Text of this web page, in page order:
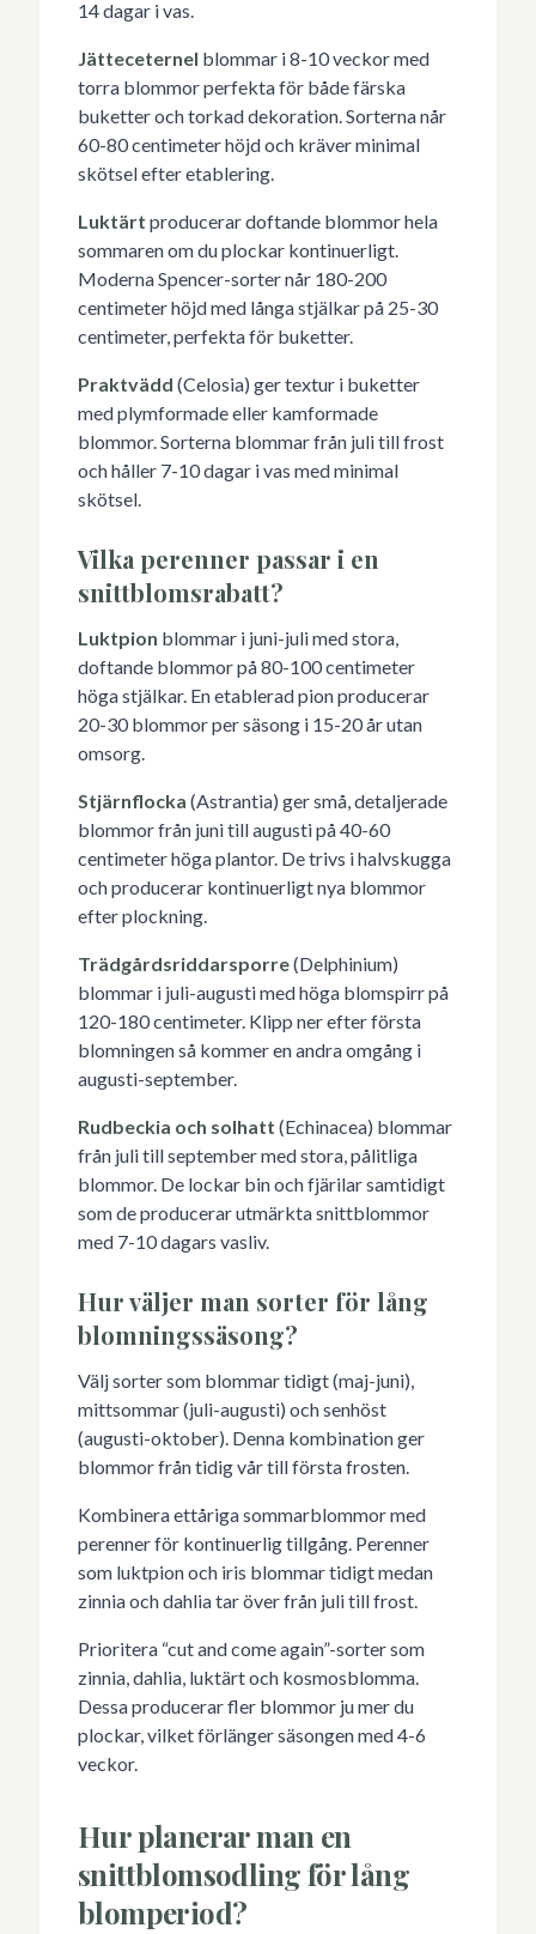
14 dagar i vas.
Jätteceternel blommar i 8-10 veckor med
torra blommor perfekta för både färska
buketter och torkad dekoration. Sorterna når
60-80 centimeter höjd och kräver minimal
skötsel efter etablering.
Luktärt producerar doftande blommor hela
sommaren om du plockar kontinuerligt.
Moderna Spencer-sorter når 180-200
centimeter höjd med långa stjälkar på 25-30
centimeter, perfekta för buketter.
Praktvädd (Celosia) ger textur i buketter
med plymformade eller kamformade
blommor. Sorterna blommar från juli till frost
och håller 7-10 dagar i vas med minimal
skötsel.
Vilka perenner passar i en
snittblomsrabatt?
Luktpion blommar i juni-juli med stora,
doftande blommor på 80-100 centimeter
höga stjälkar. En etablerad pion producerar
20-30 blommor per säsong i 15-20 år utan
omsorg.
Stjärnflocka (Astrantia) ger små, detaljerade
blommor från juni till augusti på 40-60
centimeter höga plantor. De trivs i halvskugga
och producerar kontinuerligt nya blommor
efter plockning.
Trädgårdsriddarsporre(Delphinium)
blommar i juli-augusti med höga blomspirr på
120-180 centimeter. Klipp ner efter första
blomningen så kommer en andra omgång i
augusti-september.
Rudbeckia och solhatt (Echinacea) blommar
från juli till september med stora, pålitliga
blommor. De lockar bin och fjärilar samtidigt
som de producerar utmärkta snittblommor
med 7-10 dagars vasliv.
Hur väljer man sorter för lång
blomningssäsong?
Välj sorter som blommar tidigt (maj-juni),
mittsommar (juli-augusti) och senhöst
(augusti-oktober). Denna kombination ger
blommor från tidig vår till första frosten.
Kombinera ettåriga sommarblommor med
perenner för kontinuerlig tillgång. Perenner
som luktpion och iris blommar tidigt medan
zinnia och dahlia tar över från juli till frost.
Prioritera “cut and come again”-sorter som
zinnia, dahlia, luktärt och kosmosblomma.
Dessa producerar fler blommor ju mer du
plockar, vilket förlänger säsongen med 4-6
veckor.
Hur planerar man en
snittblomsodling för lång
blomperiod?